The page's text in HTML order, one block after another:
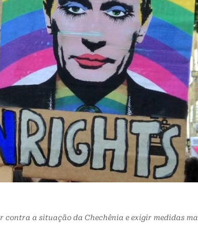
a situação da Chechênia e exigir medidas